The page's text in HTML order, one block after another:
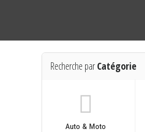
Recherche parCatégorie
Auto & Moto